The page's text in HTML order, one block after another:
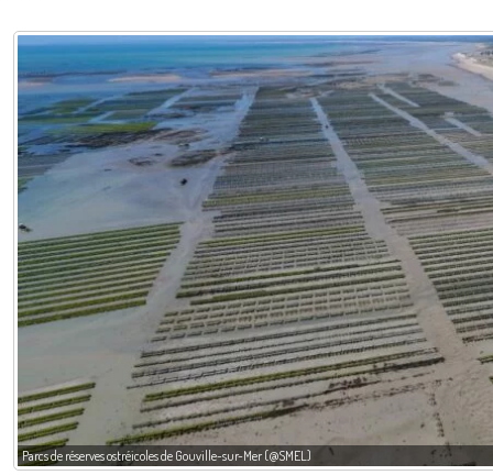
Parcs de réserves ostréicoles de Gouville-sur-Mer (@SMEL)